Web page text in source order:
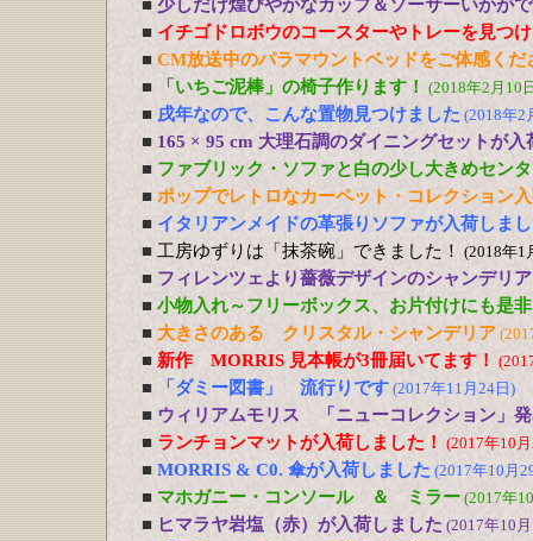
■ 少しだけ煌びやかなカップ＆ソーサーいかが
■ イチゴドロボウのコースターやトレーを見つ
■ CM放送中のパラマウントベッドをご体感くだ
■
「いちご泥棒」の椅子作ります！ (2018年2月10
■ 戌年なので、こんな置物見つけました (2018年2
■ 165 × 95 cm 大理石調のダイニングセットが入
■ ファブリック・ソファと白の少し大きめセン
■ ポップでレトロなカーペット・コレクション
■ イタリアンメイドの革張りソファが入荷しま
■ 工房ゆずりは「抹茶碗」できました！ (2018年1
■ フィレンツェより薔薇デザインのシャンデリア
■ 小物入れ～フリーボックス、お片付けにも是
■ 大きさのある クリスタル・シャンデリア
■ 新作 MORRIS 見本帳が3冊届いてます！
■ 「ダミー図書」 流行りです (2017年11月24日)
■ ウィリアムモリス 「ニューコレクション」
■ ランチョンマットが入荷しました！ (2017年10
■ MORRIS & C0. 傘が入荷しました (2017年10月
■ マホガニー・コンソール ＆ ミラー (2017年
■ ヒマラヤ岩塩（赤）が入荷しました (2017年10